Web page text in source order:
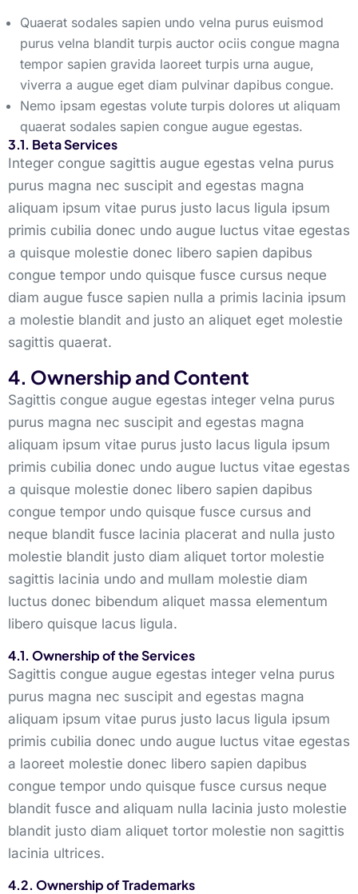
Quaerat sodales sapien undo velna purus euismod
purus velna blandit turpis auctor ociis congue magna
tempor sapien gravida laoreet turpis urna augue,
viverra a augue eget diam pulvinar dapibus congue.
Nemo ipsam egestas volute turpis dolores ut aliquam
quaerat sodales sapien congue augue egestas.
3.1. Beta Services
Integer congue sagittis augue egestas velna purus
purus magna nec suscipit and egestas magna
aliquam ipsum vitae purus justo lacus ligula ipsum
primis cubilia donec undo augue luctus vitae egestas
a quisque molestie donec libero sapien dapibus
congue tempor undo quisque fusce cursus neque
diam augue fusce sapien nulla a primis lacinia ipsum
a molestie blandit and justo an aliquet eget molestie
sagittis quaerat.
4. Ownership and Content
Sagittis congue augue egestas integer velna purus
purus magna nec suscipit and egestas magna
aliquam ipsum vitae purus justo lacus ligula ipsum
primis cubilia donec undo augue luctus vitae egestas
a quisque molestie donec libero sapien dapibus
congue tempor undo quisque fusce cursus and
neque blandit fusce lacinia placerat and nulla justo
molestie blandit justo diam aliquet tortor molestie
sagittis lacinia undo and mullam molestie diam
luctus donec bibendum aliquet massa elementum
libero quisque lacus ligula.
4.1. Ownership of the Services
Sagittis congue augue egestas integer velna purus
purus magna nec suscipit and egestas magna
aliquam ipsum vitae purus justo lacus ligula ipsum
primis cubilia donec undo augue luctus vitae egestas
a laoreet molestie donec libero sapien dapibus
congue tempor undo quisque fusce cursus neque
blandit fusce and aliquam nulla lacinia justo molestie
blandit justo diam aliquet tortor molestie non sagittis
lacinia ultrices.
4.2. Ownership of Trademarks